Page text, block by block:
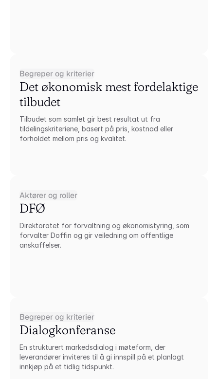
Begreper og kriterier
Det økonomisk mest fordelaktige
tilbudet
Tilbudet som samlet gir best resultat ut fra
tildelingskriteriene, basert på pris, kostnad eller
forholdet mellom pris og kvalitet.
Aktører og roller
DFØ
Direktoratet for forvaltning og økonomistyring, som
forvalter Doffin og gir veiledning om offentlige
anskaffelser.
Begreper og kriterier
Dialogkonferanse
En strukturert markedsdialog i møteform, der
leverandører inviteres til å gi innspill på et planlagt
innkjøp på et tidlig tidspunkt.